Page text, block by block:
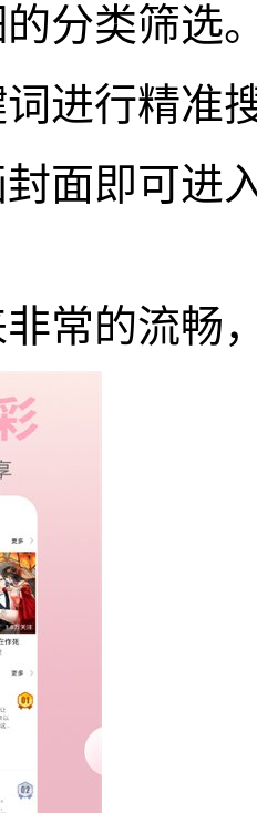
分类筛选
进行精准
面即可进
常的流畅